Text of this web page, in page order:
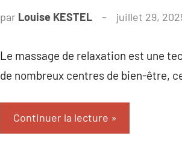
par Louise KESTEL juillet 29,
Le massage de relaxation est une
de nombreux centres de bien-être,
Continuer la lecture